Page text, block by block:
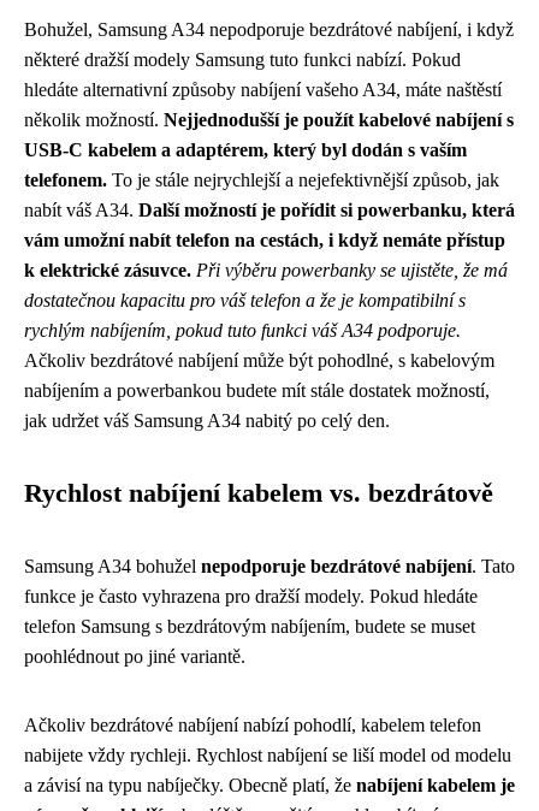
Bohužel, Samsung A34 nepodporuje bezdrátové nabíjení, i když
některé dražší modely Samsung tuto funkci nabízí. Pokud
hledáte alternativní způsoby nabíjení vašeho A34, máte naštěstí
několik možností. Nejjednodušší je použít kabelové nabíjení s
USB-C kabelem a adaptérem, který byl dodán s vaším
telefonem. To je stále nejrychlejší a nejefektivnější způsob, jak
nabít váš A34. Další možností je pořídit si powerbanku, která
vám umožní nabít telefon na cestách, i když nemáte přístup
k elektrické zásuvce. Při výběru powerbanky se ujistěte, že má
dostatečnou kapacitu pro váš telefon a že je kompatibilní s
rychlým nabíjením, pokud tuto funkci váš A34 podporuje.
Ačkoliv bezdrátové nabíjení může být pohodlné, s kabelovým
nabíjením a powerbankou budete mít stále dostatek možností,
jak udržet váš Samsung A34 nabitý po celý den.
Rychlost nabíjení kabelem vs. bezdrátově
Samsung A34 bohužel nepodporuje bezdrátové nabíjení. Tato
funkce je často vyhrazena pro dražší modely. Pokud hledáte
telefon Samsung s bezdrátovým nabíjením, budete se muset
poohlédnout po jiné variantě.
Ačkoliv bezdrátové nabíjení nabízí pohodlí, kabelem telefon
nabijete vždy rychleji. Rychlost nabíjení se liší model od modelu
a závisí na typu nabíječky. Obecně platí, že nabíjení kabelem je